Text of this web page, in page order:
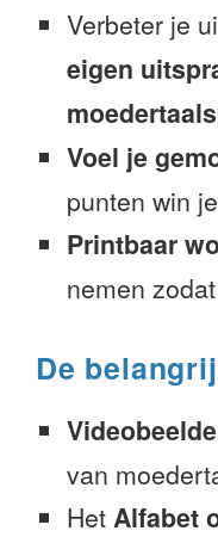
Verbeter je
eigen
Voel je
punten win
Printbaar
nemen
De
van
Het Alfabet